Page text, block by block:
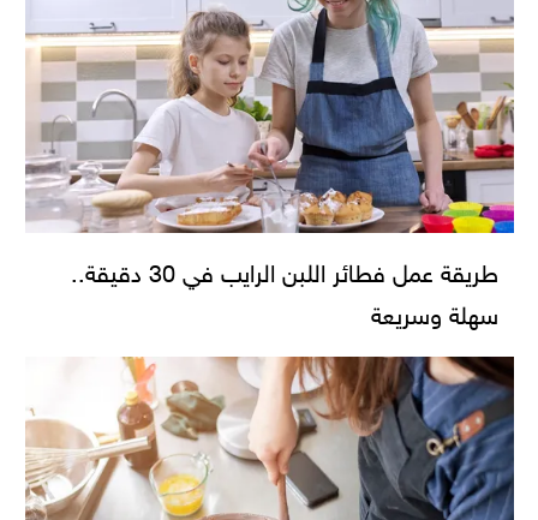
طريقة عمل فطائر اللبن الرايب في 30 دقيقة..
سهلة وسريعة